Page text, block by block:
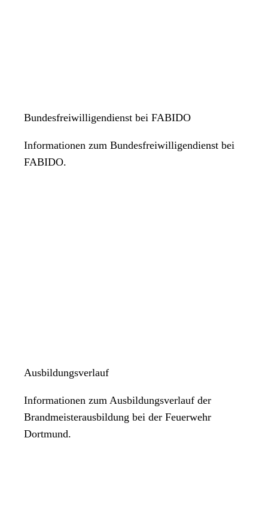
Bundesfreiwilligendienst bei FABIDO
Informationen zum Bundesfreiwilligendienst bei
FABIDO.
Ausbildungsverlauf
Informationen zum Ausbildungsverlauf der
Brandmeisterausbildung bei der Feuerwehr
Dortmund.